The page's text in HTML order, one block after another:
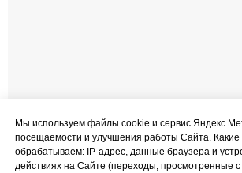
Мы используем файлы cookie и сервис
посещаемости и улучшения работы Сайта.
обрабатываем: IP‑адрес, данные браузера и
действиях на Сайте (переходы, просмотренные